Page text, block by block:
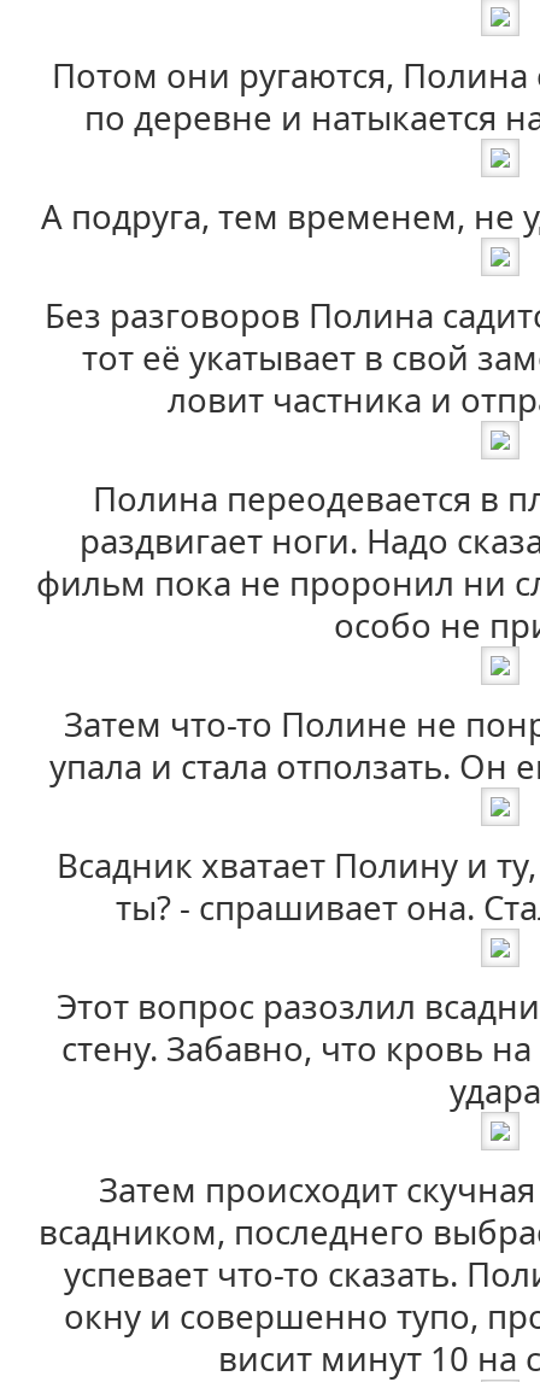
Потом они ругаются,
по деревне и натыкается
А подруга, тем временем, не
Без разговоров Полина
тот её укатывает в свой
ловит частника и
Полина переодевается в
раздвигает ноги. Надо
фильм пока не проронил ни
особо не
Затем что-то Полине не
упала и стала отползать. Он
Всадник хватает Полину и
ты? - спрашивает она.
Этот вопрос разозлил
стену. Забавно, что кровь
Затем происходит
всадником, последнего
успевает что-то сказать.
окну и совершенно тупо,
висит минут 10 на